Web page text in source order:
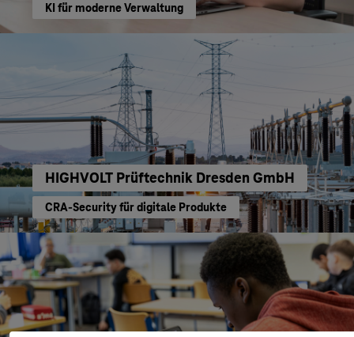
KI für moderne Verwaltung
HIGHVOLT Prüftechnik Dresden GmbH
CRA-Security für digitale Produkte